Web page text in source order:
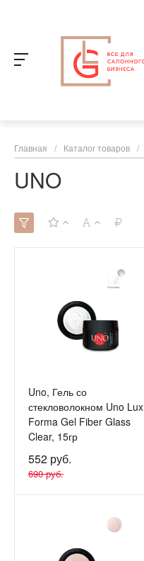
Главная / Каталог товаров /
UNO
Uno, Гель со
стекловолокном Uno Lux
Forma Gel Fiber Glass
Clear, 15гр
552 руб.
690 руб.